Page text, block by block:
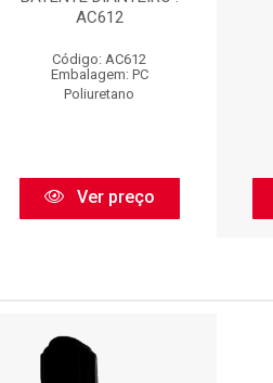
AC612
Código: AC612
Embalagem: PC
Poliuretano
Ver preço